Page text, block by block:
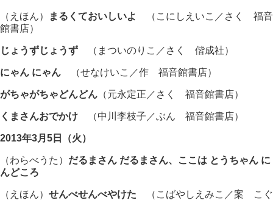
（えほん） まるくておいしいよ
（こにしえいこ／さく 福音
館書店）
じょうずじょうず （まついのりこ／さく 偕成社）
にゃん にゃん （せなけいこ／作 福音館書店）
がちゃがちゃどんどん （元永定正／さく 福音館書店）
くまさんおでかけ （中川李枝子／ぶん 福音館書店）
2013年3月5日（火）
（わらべうた） だるまさん だるまさん、ここは とうちゃん に
んどころ
（えほん） せんべせんべやけた （こばやしえみこ／案 こぐ